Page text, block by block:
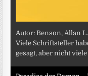
Autor: Benson, Allan
Viele Schriftsteller
gesagt, aber nicht